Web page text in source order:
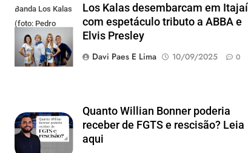
Banda Los Kalas
(foto: Pedro
Oliveira)
Los Kalas desembarcam em Itajaí
com espetáculo tributo a ABBA e
Elvis Presley
Davi Paes E Lima
10/09/2025 0
Quanto Willian Bonner poderia
receber de FGTS e rescisão? Leia
aqui